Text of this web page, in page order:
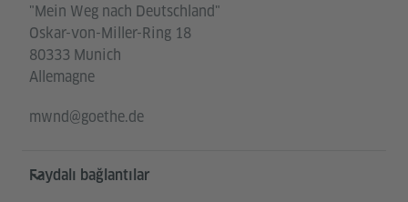
"Mein Weg nach Deutschland"
Oskar-von-Miller-Ring 18
80333 Munich
Allemagne
mwnd@goethe.de
Faydalı bağlantılar